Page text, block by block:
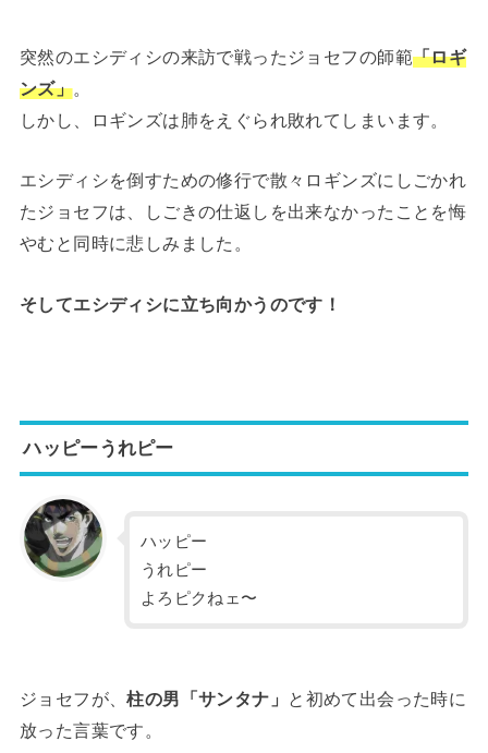
突然のエシディシの来訪で戦ったジョセフの師範「ロギ
ンズ」。
しかし、ロギンズは肺をえぐられ敗れてしまいます。
エシディシを倒すための修行で散々ロギンズにしごかれ
たジョセフは、しごきの仕返しを出来なかったことを悔
やむと同時に悲しみました。
そしてエシディシに立ち向かうのです！
ハッピーうれピー
ハッピー
うれピー
よろピクねェ〜
ジョセフが、柱の男「サンタナ」
と初めて出会った時に
放った言葉です。